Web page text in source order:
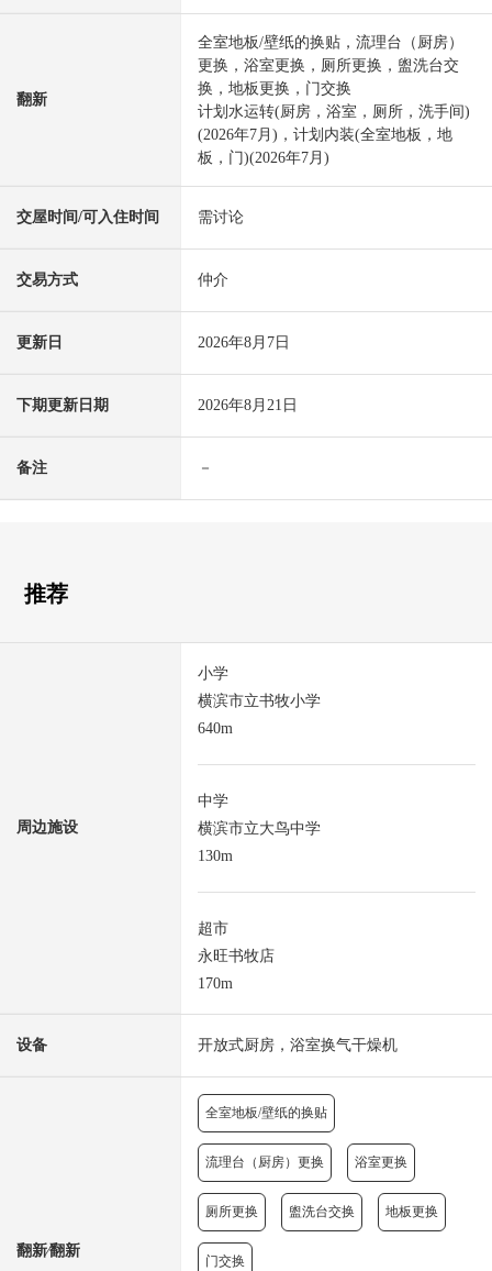
翻新
全室地板/壁纸的换贴，流理台（厨房）
更换，浴室更换，厕所更换，盥洗台交
换，地板更换，门交换
计划水运转(厨房，浴室，厕所，洗手间)
(2026年7月)，计划内装(全室地板，地
板，门)(2026年7月)
交屋时间/可入住时间 需讨论
交易方式 仲介
更新日 2026年8月7日
下期更新日期 2026年8月21日
备注 －
推荐
周边施设
小学
横滨市立书牧小学
640m
中学
横滨市立大鸟中学
130m
超市
永旺书牧店
170m
设备 开放式厨房，浴室换气干燥机
翻新⁄翻新
全室地板/壁纸的换贴
流理台（厨房）更换 浴室更换
厕所更换 盥洗台交换 地板更换
门交换